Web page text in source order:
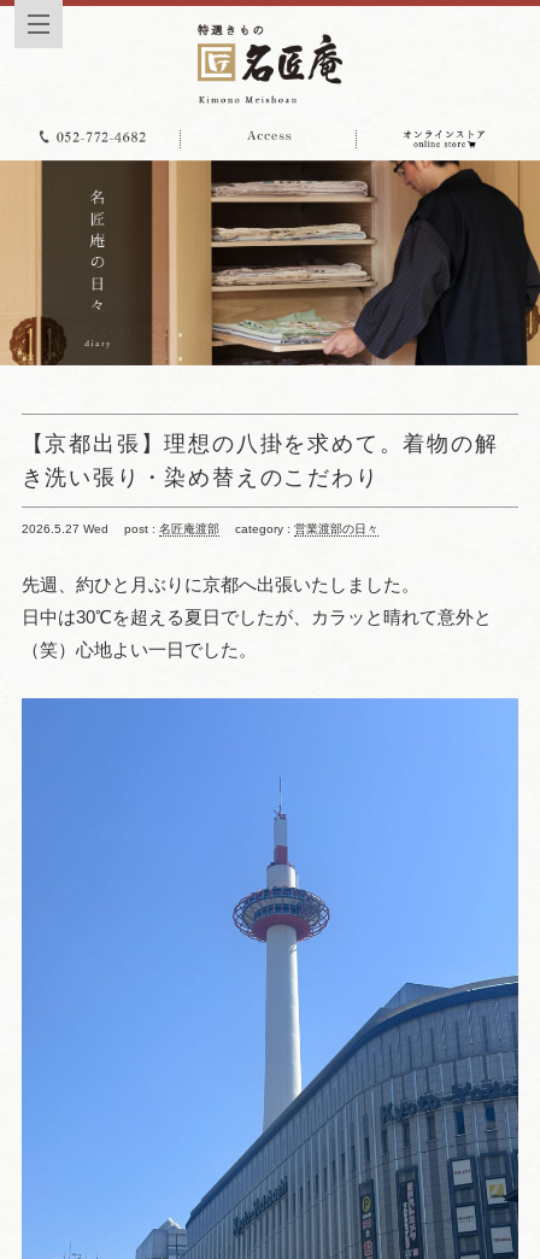
【京都出張】理想の八掛を求めて。着物の解
き洗い張り・染め替えのこだわり
2026.5.27 Wed post : 名匠庵渡部 category : 営業渡部の日々
先週、約ひと月ぶりに京都へ出張いたしました。
日中は30℃を超える夏日でしたが、カラッと晴れて意外と
（笑）心地よい一日でした。